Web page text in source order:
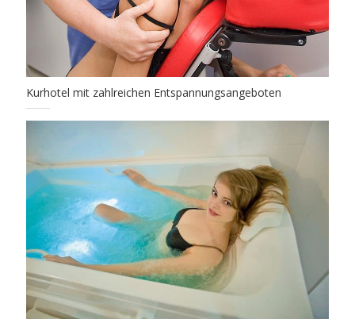
Kurhotel mit zahlreichen Entspannungsangeboten